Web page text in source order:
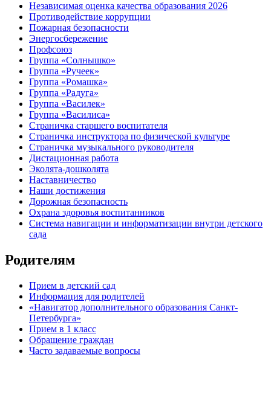
Независимая оценка качества образования 2026
Противодействие коррупции
Пожарная безопасности
Энергосбережение
Профсоюз
Группа «Солнышко»
Группа «Ручеек»
Группа «Ромашка»
Группа «Радуга»
Группа «Василек»
Группа «Василиса»
Страничка старшего воспитателя
Страничка инструктора по физической культуре
Страничка музыкального руководителя
Дистационная работа
Эколята-дошколята
Наставничество
Наши достижения
Дорожная безопасность
Охрана здоровья воспитанников
Система навигации и информатизации внутри детского
сада
Родителям
Прием в детский сад
Информация для родителей
«Навигатор дополнительного образования Санкт-
Петербурга»
Прием в 1 класс
Обращение граждан
Часто задаваемые вопросы